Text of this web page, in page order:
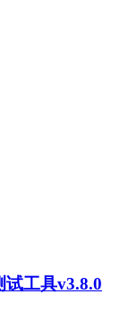
工具v3.8.0